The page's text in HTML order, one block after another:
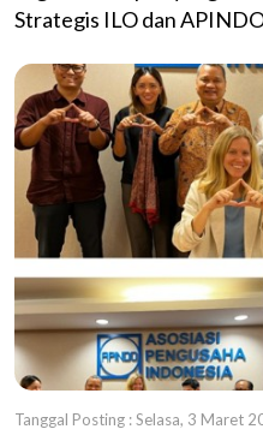
Strategis ILO dan
Tanggal Posting : Selasa, 3 Maret